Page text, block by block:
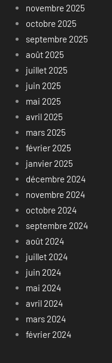
novembre 2025
octobre 2025
septembre 2025
août 2025
juillet 2025
juin 2025
mai 2025
avril 2025
mars 2025
février 2025
janvier 2025
décembre 2024
novembre 2024
octobre 2024
septembre 2024
août 2024
juillet 2024
juin 2024
mai 2024
avril 2024
mars 2024
février 2024